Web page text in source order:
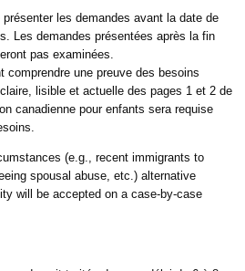
présenter les demandes avant la date de
Les demandes présentées après la fin
pas examinées.
comprendre une preuve des besoins
lisible et actuelle des pages 1 et 2 de
canadienne pour enfants sera requise
(e.g., recent immigrants to
spousal abuse, etc.) alternative
will be accepted on a case-by-case